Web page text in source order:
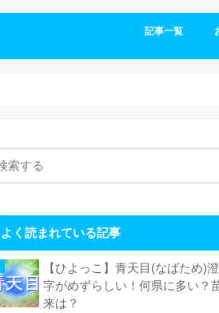
記事一覧
よく読まれている記事
【ひよっこ】青天目(なばため)
字がめずらしい！何県に多い？
来は？